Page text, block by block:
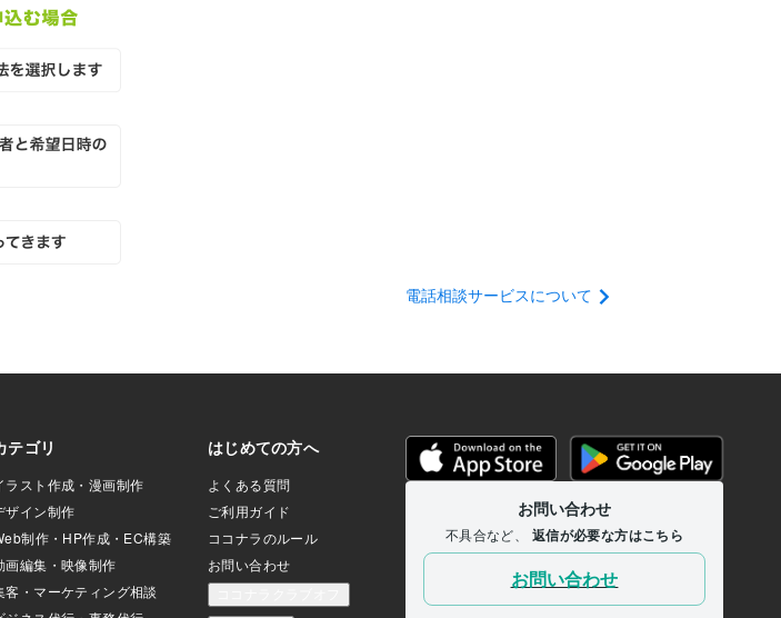
電話相談サービスについて